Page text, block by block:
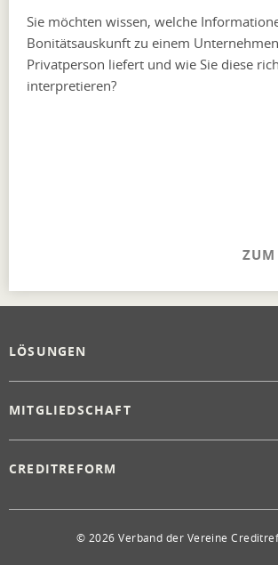
Sie möchten wissen, welche
Bonitätsauskunft zu einem
Privatperson liefert und wie Sie diese
interpretieren?
ZUM
LÖSUNGEN
MITGLIEDSCHAFT
CREDITREFORM
© 2026 Verband der Vereine